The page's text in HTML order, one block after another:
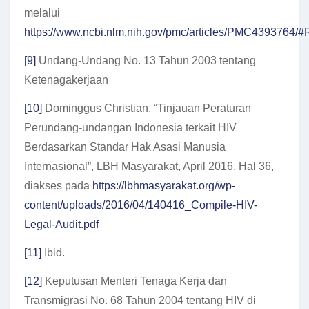
melalui
https://www.ncbi.nlm.nih.gov/pmc/articles/PMC4393764/
[9] Undang-Undang No. 13 Tahun 2003 tentang
Ketenagakerjaan
[10] Dominggus Christian, “Tinjauan Peraturan
Perundang-undangan Indonesia terkait HIV
Berdasarkan Standar Hak Asasi Manusia
Internasional”, LBH Masyarakat, April 2016, Hal 36,
diakses pada https://lbhmasyarakat.org/wp-
content/uploads/2016/04/140416_Compile-HIV-
Legal-Audit.pdf
[11] Ibid.
[12] Keputusan Menteri Tenaga Kerja dan
Transmigrasi No. 68 Tahun 2004 tentang HIV di